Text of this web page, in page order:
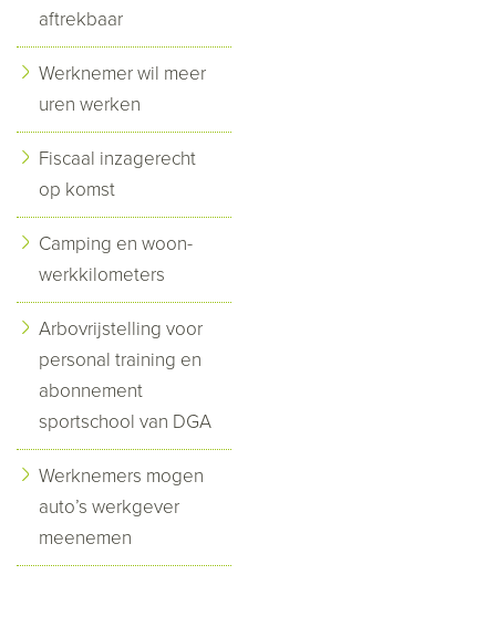
aftrekbaar
Werknemer wil meer
uren werken
Fiscaal inzagerecht
op komst
Camping en woon-
werkkilometers
Arbovrijstelling voor
personal training en
abonnement
sportschool van DGA
Werknemers mogen
auto’s werkgever
meenemen